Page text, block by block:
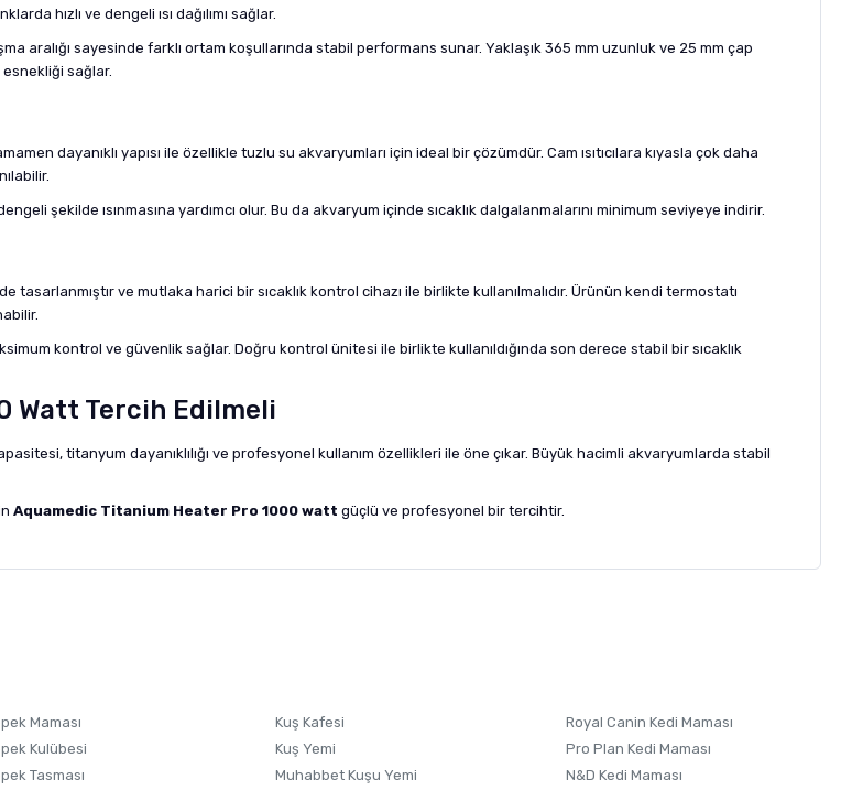
hızlı ve dengeli ısı dağılımı sağlar.
aralığı sayesinde farklı ortam koşullarında stabil performans sunar. Yaklaşık 365 mm uzunluk ve 25 mm çap
sağlar.
dayanıklı yapısı ile özellikle tuzlu su akvaryumları için ideal bir çözümdür. Cam ısıtıcılara kıyasla çok daha
şekilde ısınmasına yardımcı olur. Bu da akvaryum içinde sıcaklık dalgalanmalarını minimum seviyeye indirir.
tasarlanmıştır ve mutlaka harici bir sıcaklık kontrol cihazı ile birlikte kullanılmalıdır. Ürünün kendi termostatı
kontrol ve güvenlik sağlar. Doğru kontrol ünitesi ile birlikte kullanıldığında son derece stabil bir sıcaklık
Watt Tercih Edilmeli
titanyum dayanıklılığı ve profesyonel kullanım özellikleri ile öne çıkar. Büyük hacimli akvaryumlarda stabil
Aquamedic Titanium Heater Pro 1000 watt güçlü ve profesyonel bir tercihtir.
Ürünü Satın Al ve Yorumla
Maması
Kulübesi
Tasması
Kuş Kafesi
Kuş Yemi
Muhabbet Kuşu Yemi
Royal Canin Kedi Maması
Pro Plan Kedi Maması
N&D Kedi Maması